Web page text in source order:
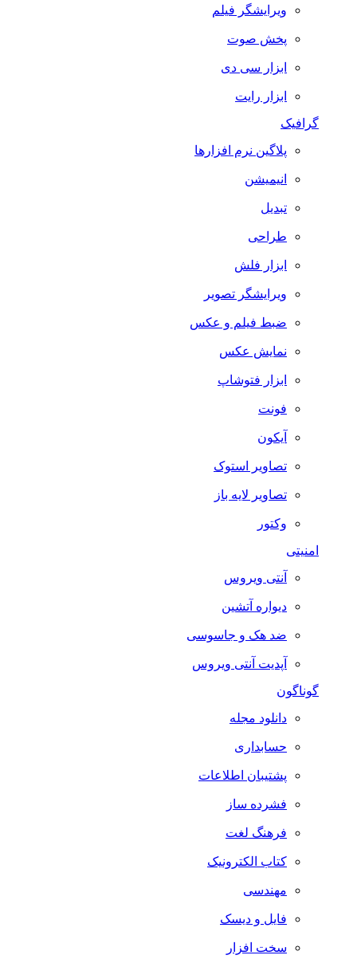
ویرایشگر فیلم
پخش صوت
ابزار سی دی
ابزار رایت
گرافیک
پلاگین نرم افزارها
انیمیشن
تبدیل
طراحی
ابزار فلش
ویرایشگر تصویر
ضبط فيلم و عكس
نمایش عکس
ابزار فتوشاپ
فونت
آیکون
تصاویر استوک
تصاویر لایه باز
وکتور
امنیتی
آنتی ویروس
دیواره آتشین
ضد هک و جاسوسی
آپدیت آنتی ویروس
گوناگون
دانلود مجله
حسابداری
پشتیبان اطلاعات
فشرده ساز
فرهنگ لغت
کتاب الکترونیک
مهندسی
فایل و دیسک
سخت افزار